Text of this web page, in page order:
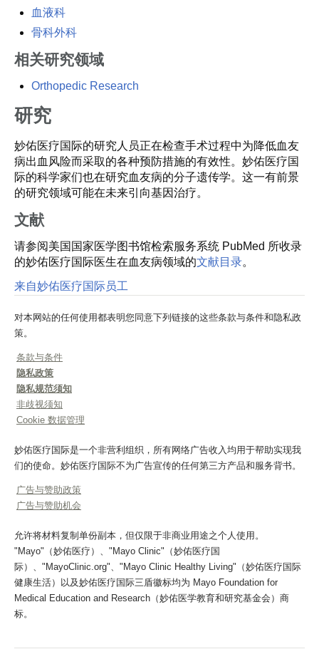
血液科
骨科外科
相关研究领域
Orthopedic Research
研究
妙佑医疗国际的研究人员正在检查手术过程中为降低血友
病出血风险而采取的各种预防措施的有效性。妙佑医疗国
际的科学家们也在研究血友病的分子遗传学。这一有前景
的研究领域可能在未来引向基因治疗。
文献
请参阅美国国家医学图书馆检索服务系统 PubMed 所收录
的妙佑医疗国际医生在血友病领域的文献目录。
来自妙佑医疗国际员工
对本网站的任何使用都表明您同意下列链接的这些条款与条件和隐私政
策。
条款与条件
隐私政策
隐私规范须知
非歧视须知
Cookie 数据管理
妙佑医疗国际是一个非营利组织，所有网络广告收入均用于帮助实现我
们的使命。妙佑医疗国际不为广告宣传的任何第三方产品和服务背书。
广告与赞助政策
广告与赞助机会
允许将材料复制单份副本，但仅限于非商业用途之个人使用。
"Mayo"（妙佑医疗）、"Mayo Clinic"（妙佑医疗国
际）、"MayoClinic.org"、"Mayo Clinic Healthy Living"（妙佑医疗国际
健康生活）以及妙佑医疗国际三盾徽标均为 Mayo Foundation for
Medical Education and Research（妙佑医学教育和研究基金会）商
标。